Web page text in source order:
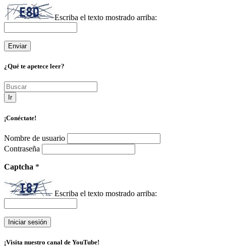
Escriba el texto mostrado arriba:
¿Qué te apetece leer?
Ir
¡Conéctate!
Nombre de usuario
Contraseña
Captcha *
Escriba el texto mostrado arriba:
¡Visita nuestro canal de YouTube!